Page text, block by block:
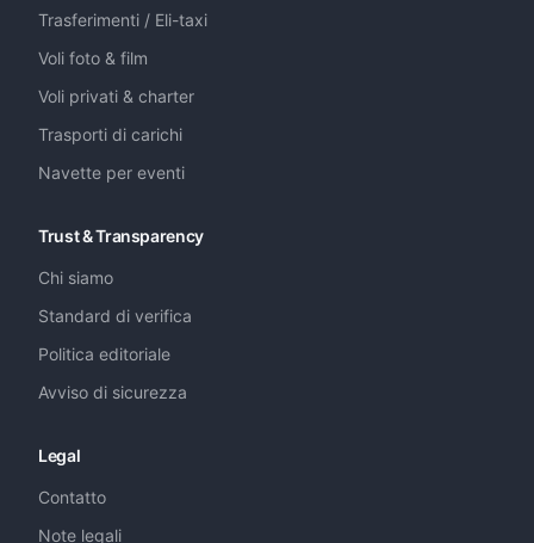
Trasferimenti / Eli-taxi
Voli foto & film
Voli privati & charter
Trasporti di carichi
Navette per eventi
Trust & Transparency
Chi siamo
Standard di verifica
Politica editoriale
Avviso di sicurezza
Legal
Contatto
Note legali